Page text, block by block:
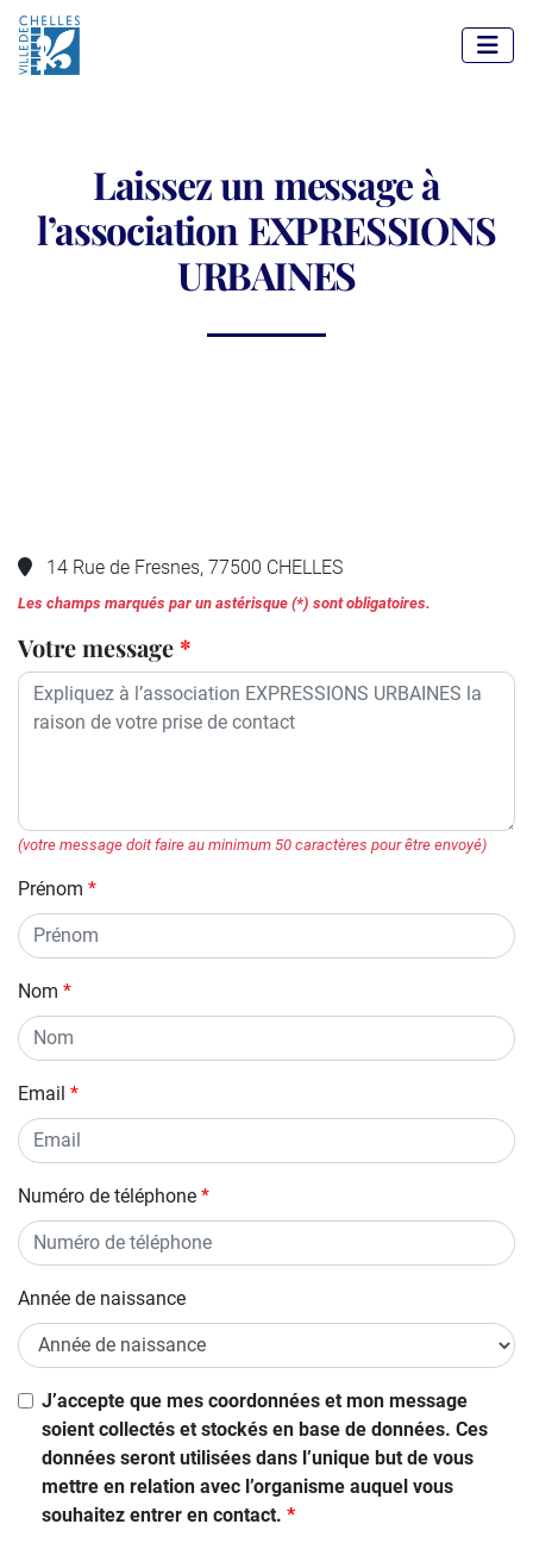
Laissez un message à
l’association EXPRESSIONS
URBAINES
14 Rue de Fresnes, 77500 CHELLES
Les champs marqués par un astérisque (*) sont obligatoires.
Votre message
(votre message doit faire au minimum 50 caractères pour être envoyé)
Prénom
Nom
Email
Numéro de téléphone
Année de naissance
Si vous
êtes un
être
humain,
ignorez
J’accepte que mes coordonnées et mon message
soient collectés et stockés en base de données. Ces
données seront utilisées dans l’unique but de vous
mettre en relation avec l’organisme auquel vous
souhaitez entrer en contact.
Panneau de gestion des cookies